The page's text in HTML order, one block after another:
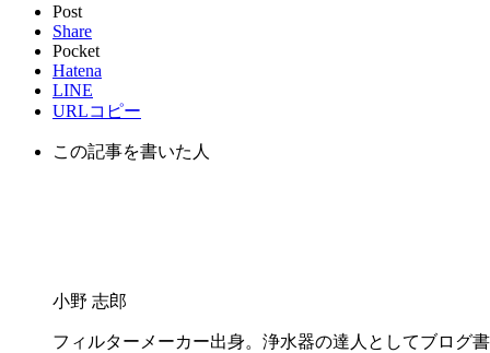
Post
Share
Pocket
Hatena
LINE
URLコピー
この記事を書いた人
小野 志郎
フィルターメーカー出身。浄水器の達人としてブログ